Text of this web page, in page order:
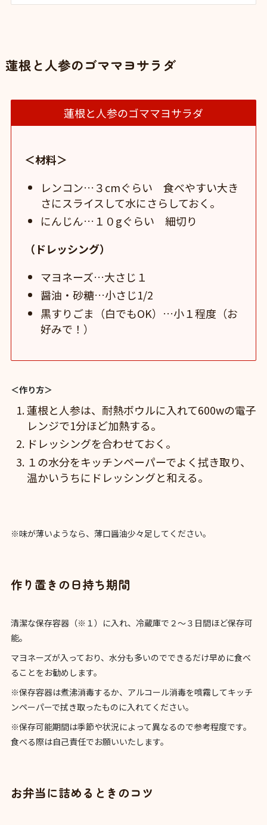
蓮根と人参のゴママヨサラダ
蓮根と人参のゴママヨサラダ
＜材料＞
レンコン…３cmぐらい 食べやすい大き
さにスライスして水にさらしておく。
にんじん…１０gぐらい 細切り
（ドレッシング）
マヨネーズ…大さじ１
醤油・砂糖…小さじ1/2
黒すりごま（白でもOK）…小１程度（お
好みで！）
＜作り方＞
蓮根と人参は、耐熱ボウルに入れて600wの電子
レンジで1分ほど加熱する。
ドレッシングを合わせておく。
１の水分をキッチンペーパーでよく拭き取り、
温かいうちにドレッシングと和える。
※味が薄いようなら、薄口醤油少々足してください。
作り置きの日持ち期間
清潔な保存容器（※１）に入れ、冷蔵庫で２〜３日間ほど保存可
能。
マヨネーズが入っており、水分も多いのでできるだけ早めに食べ
ることをお勧めします。
※保存容器は煮沸消毒するか、アルコール消毒を噴霧してキッチ
ンペーパーで拭き取ったものに入れてください。
※保存可能期間は季節や状況によって異なるので参考程度です。
食べる際は自己責任でお願いいたします。
お弁当に詰めるときのコツ